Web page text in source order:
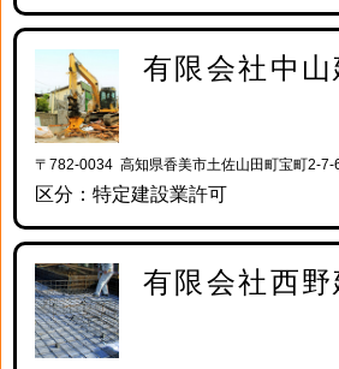
有限会社中
〒782-0034 高知県香美市土佐山田町宝町2-7-
区分：特定建設業許可
有限会社西野